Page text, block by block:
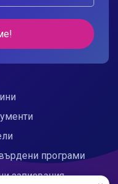
програми
записвания